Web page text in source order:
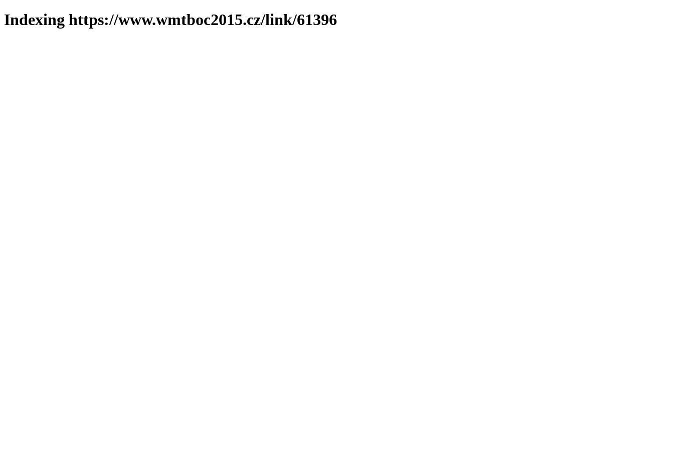
Indexing https://www.wmtboc2015.cz/link/61396